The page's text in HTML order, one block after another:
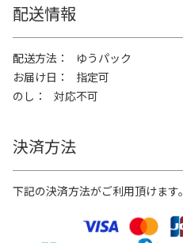
配送情報
配送方法
ゆうパック
お届け日
指定可
のし
対応不可
決済方法
下記の決済方法がご利用頂けます。